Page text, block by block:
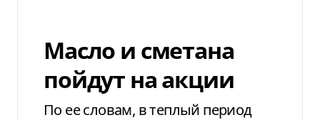
Масло и сметана
пойдут на акции
По ее словам, в теплый период